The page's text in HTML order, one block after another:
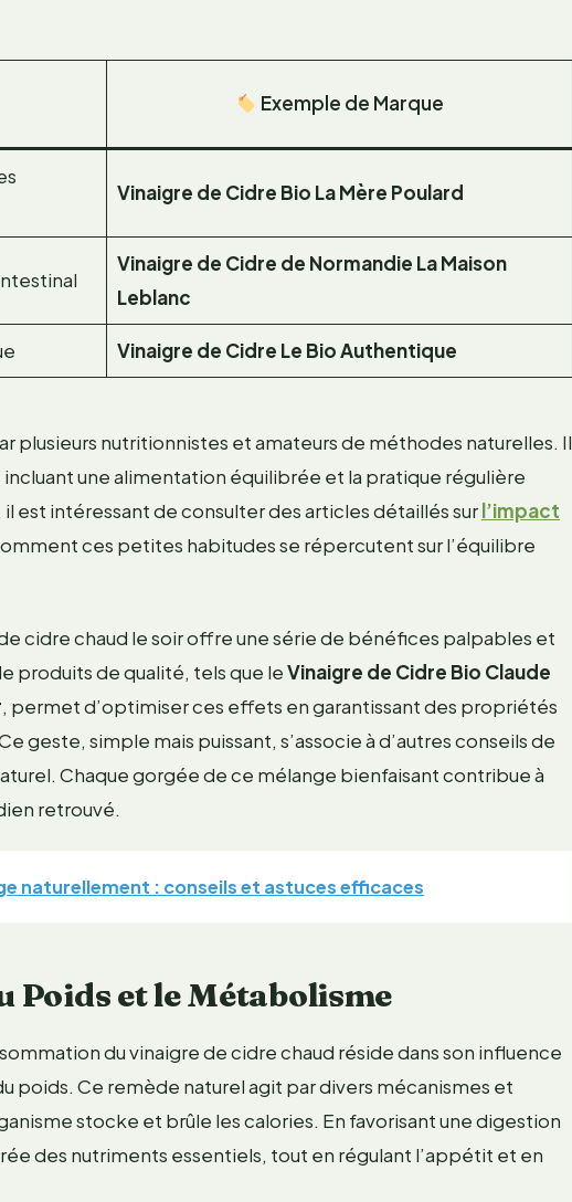
Exemple de Marque
Vinaigre de Cidre Bio La Mère Poulard
Vinaigre de Cidre de Normandie La Maison
Leblanc
Vinaigre de Cidre Le Bio Authentique
plusieurs nutritionnistes et amateurs de méthodes naturelles. Il
incluant une alimentation équilibrée et la pratique régulière
est intéressant de consulter des articles détaillés surl’impact
ces petites habitudes se répercutent sur l’équilibre
cidre chaud le soir offre une série de bénéfices palpables et
produits de qualité, tels que leVinaigre de Cidre Bio Claude
, permet d’optimiser ces effets en garantissant des propriétés
geste, simple mais puissant, s’associe à d’autres conseils de
Chaque gorgée de ce mélange bienfaisant contribue à
retrouvé.
naturellement : conseils et astuces efficaces
Poids et le Métabolisme
du vinaigre de cidre chaud réside dans son influence
poids. Ce remède naturel agit par divers mécanismes et
stocke et brûle les calories. En favorisant une digestion
des nutriments essentiels, tout en régulant l’appétit et en